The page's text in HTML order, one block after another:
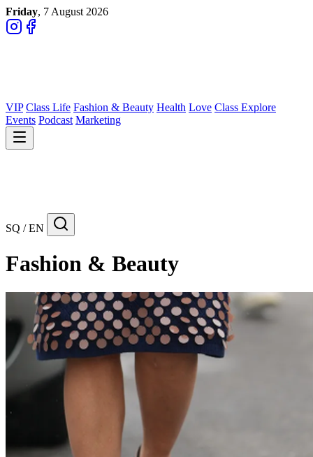
Friday, 7 August 2026
VIP Class Life Fashion & Beauty Health Love Class Explore
Events Podcast Marketing
SQ / EN
Fashion & Beauty